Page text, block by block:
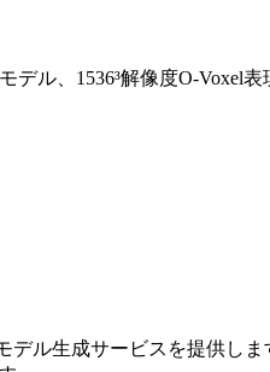
ル、1536³解像度O-Voxel
ル生成サービスを提供し